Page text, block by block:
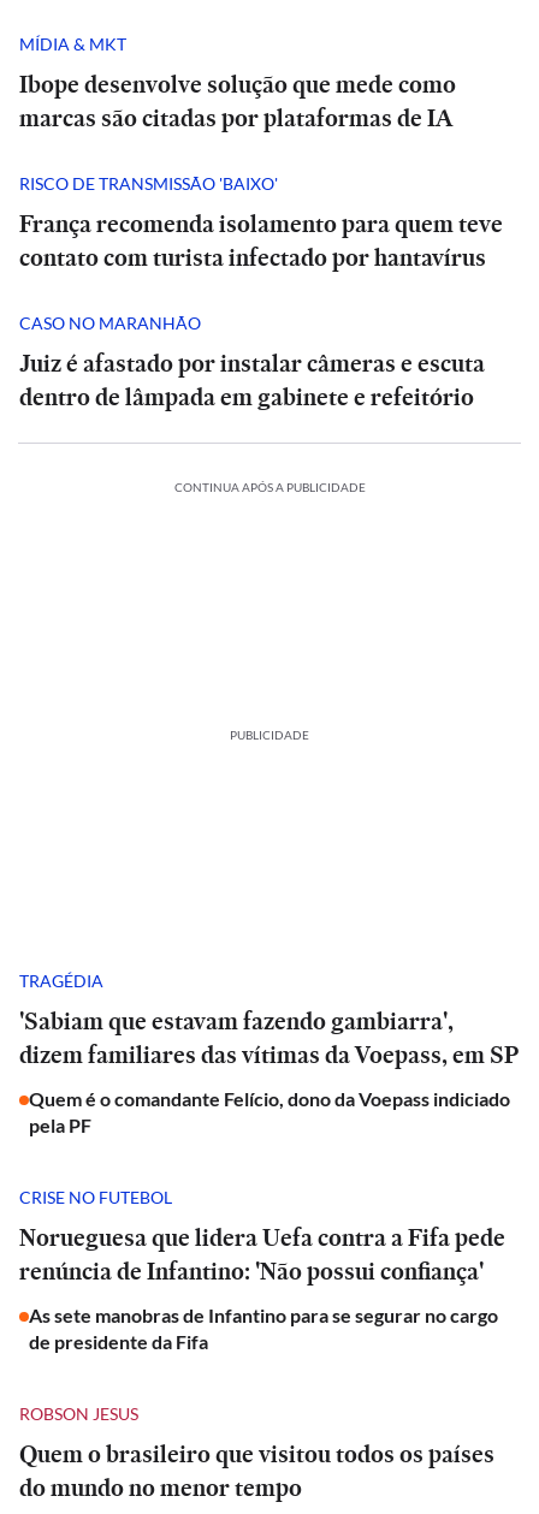
MÍDIA & MKT
Ibope desenvolve solução que mede como
marcas são citadas por plataformas de IA
RISCO DE TRANSMISSÃO 'BAIXO'
França recomenda isolamento para quem teve
contato com turista infectado por hantavírus
CASO NO MARANHÃO
Juiz é afastado por instalar câmeras e escuta
dentro de lâmpada em gabinete e refeitório
CONTINUA APÓS A PUBLICIDADE
PUBLICIDADE
TRAGÉDIA
'Sabiam que estavam fazendo gambiarra',
dizem familiares das vítimas da Voepass, em SP
Quem é o comandante Felício, dono da Voepass indiciado
pela PF
CRISE NO FUTEBOL
Norueguesa que lidera Uefa contra a Fifa pede
renúncia de Infantino: 'Não possui confiança'
As sete manobras de Infantino para se segurar no cargo
de presidente da Fifa
ROBSON JESUS
Quem o brasileiro que visitou todos os países
do mundo no menor tempo